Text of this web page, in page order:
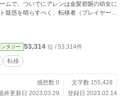
ムで、ついでにアレンは金髪碧眼の幼女に
疑惑を晴らすべく、転移者（プレイヤー）
『プレイヤーキラーキラー』として幼女な
る夜アレンはプレイヤーキラーから助けた
ほしい」と頼み込まれ—— 与えられた
キル』、そしてプロゲーマーとしての経験
！ 本作は小説家になろう
ンタジー 53,314 位 / 53,314件
転移
感想数 0
文字数 155,428
終更新日 2023.03.29
登録日 2023.02.14